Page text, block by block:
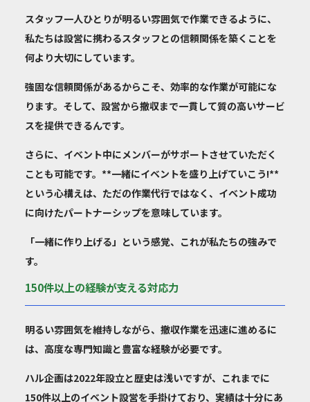
スタッフ一人ひとりが明るい雰囲気で作業できるように、
私たちは設営に携わるスタッフとの信頼関係を築くことを
何より大切にしています。
強固な信頼関係があるからこそ、効率的な作業が可能にな
ります。そして、設営から撤収まで一貫して質の高いサービ
スを提供できるんです。
さらに、イベント中にメンバーがサポートさせていただく
ことも可能です。**一緒にイベントを盛り上げていこう!**
という心構えは、ただの作業代行ではなく、イベント成功
に向けたパートナーシップを意味しています。
「一緒に作り上げる」という感覚、これが私たちの強みで
す。
150件以上の経験が支える対応力
明るい雰囲気を維持しながら、撤収作業を迅速に進めるに
は、高度な専門知識と豊富な経験が必要です。
ハル企画は2022年設立と歴史は浅いですが、これまでに
150件以上のイベント設営を手掛けており、実績は十分にあ